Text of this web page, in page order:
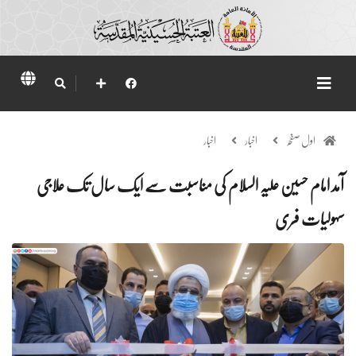
اول صفحہ اخبار اخبار
آمد امام حسین علیہ السلام کی مناسبت سے ایک سال تک علاجی
سہولیات فری